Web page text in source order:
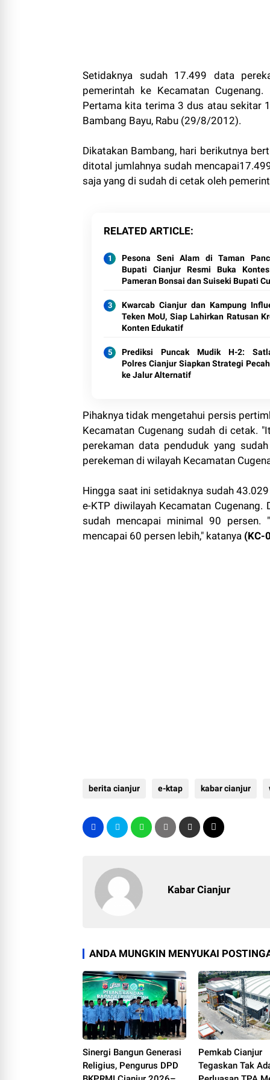
Setidaknya sudah 17.499 data
pemerintah ke Kecamatan
Pertama kita terima 3 dus atau sekitar
Bambang Bayu, Rabu (29/8/2012).
Dikatakan Bambang, hari berikutnya
ditotal jumlahnya sudah
saja yang di sudah di cetak oleh
RELATED ARTICLE
Pesona Seni Alam di Taman
Bupati Cianjur Resmi Buka
Pameran Bonsai dan Suiseki Bupati
Kwarcab Cianjur dan Kampung
Teken MoU, Siap Lahirkan Ratusan
Konten Edukatif
Prediksi Puncak Mudik H-2:
Polres Cianjur Siapkan Strategi
ke Jalur Alternatif
Pihaknya tidak mengetahui persis
Kecamatan Cugenang sudah di cetak.
perekaman data penduduk yang
perekeman di wilayah Kecamatan
Hingga saat ini setidaknya sudah
e-KTP diwilayah Kecamatan
sudah mencapai minimal 90 persen.
mencapai 60 persen lebih," katanya (KC-
berita cianjur e-ktap kabar cianjur
Kabar Cianjur
ANDA MUNGKIN MENYUKAI
Sinergi Bangun Generasi
Religius, Pengurus DPD
Pemkab Cianjur
Tegaskan Tak